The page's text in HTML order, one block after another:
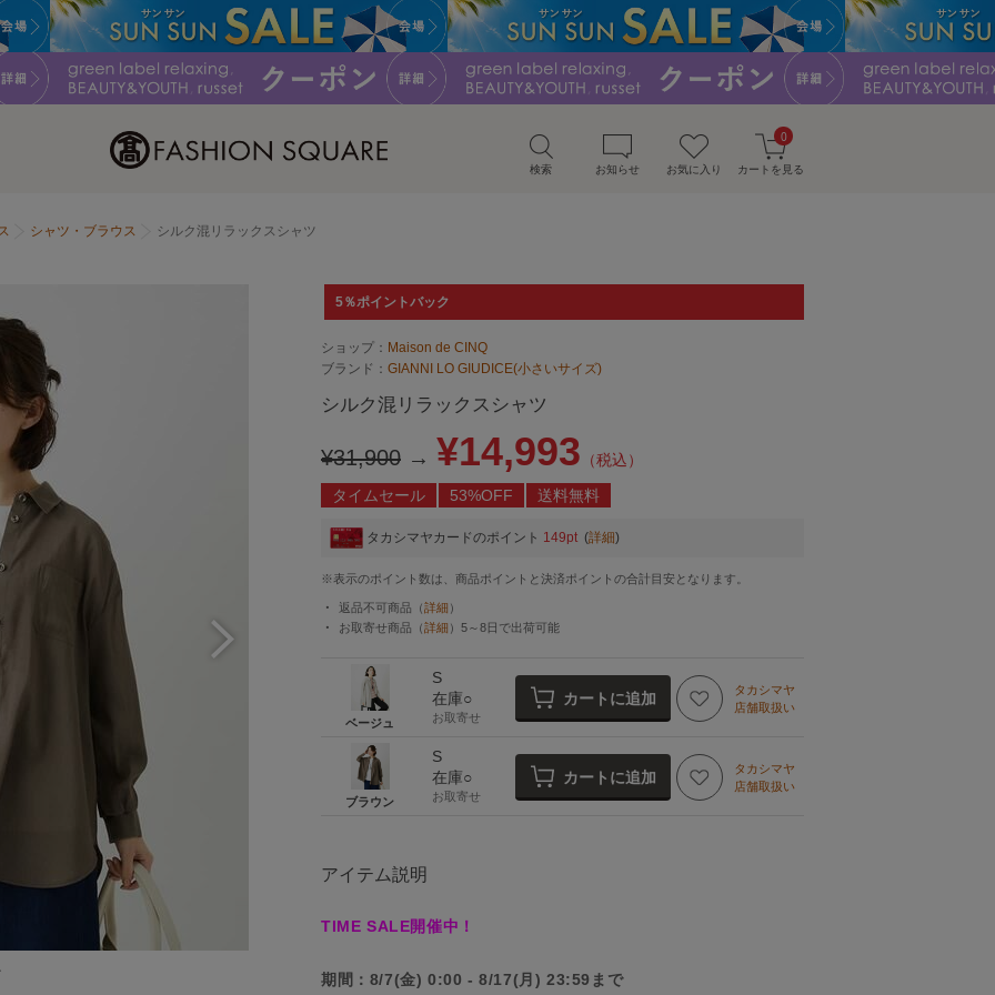
検索 お知らせ お気に入り カートを見る
0
シャツ・ブラウス シルク混リラックスシャツ
5％ポイントバック
ショップ： Maison de CINQ
ブランド： GIANNI LO GIUDICE(小さいサイズ)
シルク混リラックスシャツ
¥31,900 → ¥14,993 （税込）
タイムセール
53%OFF 送料無料
タカシマヤカードのポイント 149pt (詳細)
※表示のポイント数は、商品ポイントと決済ポイントの合計目安となります。
返品不可商品 （詳細 ）
お取寄せ商品 （詳細 ） 5～8日 で出荷可能
ベージュ
S
在庫○
お取寄せ
カートに追加
タカシマヤ
店舗取扱い
ブラウン
S
在庫○
お取寄せ
カートに追加
タカシマヤ
店舗取扱い
アイテム説明
TIME SALE開催中！
期間：8/7(金) 0:00 - 8/17(月) 23:59まで